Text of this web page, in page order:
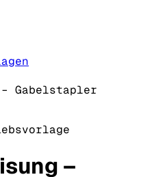
Gabelstapler
–